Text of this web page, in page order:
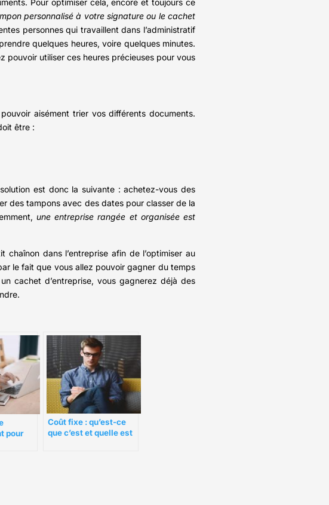
personnalisé à votre signature ou le cachet
personnes qui travaillent dans l’administratif
quelques heures, voire quelques minutes.
pouvoir utiliser ces heures précieuses pour vous
aisément trier vos différents documents.
être :
est donc la suivante : achetez-vous des
des tampons avec des dates pour classer de la
une entreprise rangée et organisée est
dans l’entreprise afin de l’optimiser au
le fait que vous allez pouvoir gagner du temps
cachet d’entreprise, vous gagnerez déjà des
pour
Coût fixe : qu’est-ce
que c’est et quelle est